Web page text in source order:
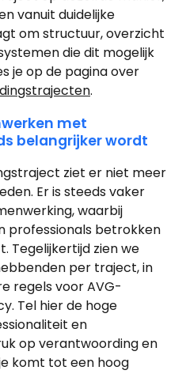
vanuit duidelijke
om structuur, overzicht
die dit mogelijk
je op de pagina over
.
met
belangrijker wordt
ziet er niet meer
Er is steeds vaker
waarbij
professionals betrokken
Tegelijkertijd zien we
per traject, in
regels voor AVG-
Tel hier de hoge
en
op verantwoording en
komt tot een hoog